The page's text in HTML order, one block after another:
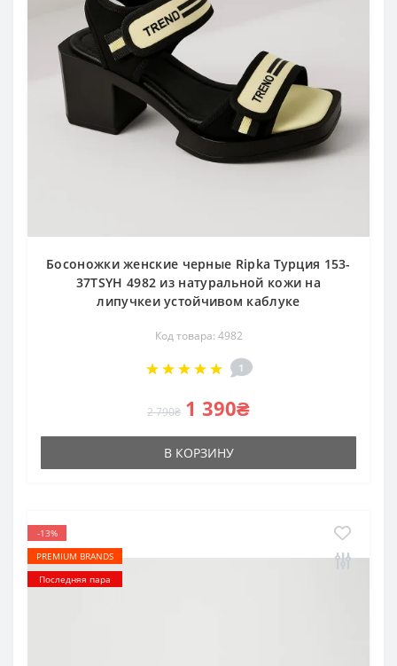
Босоножки женские черные Ripka Турция 153-
37TSYH 4982 из натуральной кожи на
липучкеи устойчивом каблуке
Код товара: 4982
1
2 790₴ 1 390₴
В КОРЗИНУ
-13%
PREMIUM BRANDS
Последняя пара